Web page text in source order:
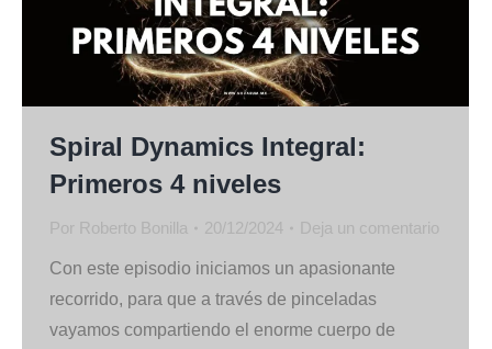
Spiral Dynamics Integral:
Primeros 4 niveles
Por Roberto Bonilla 20/12/2024 Deja un comentario
Con este episodio iniciamos un apasionante
recorrido, para que a través de pinceladas
vayamos compartiendo el enorme cuerpo de